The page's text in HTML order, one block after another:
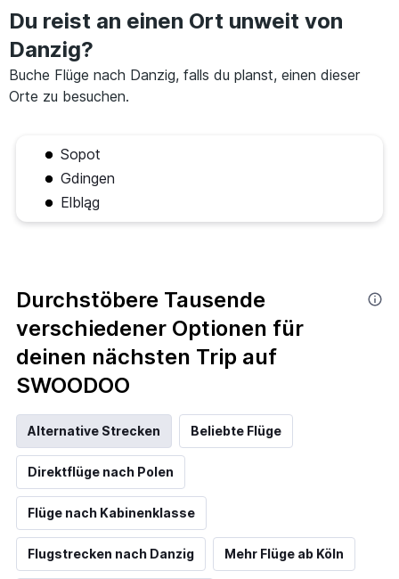
Du reist an einen Ort unweit von
Danzig?
Buche Flüge nach Danzig, falls du planst, einen dieser
Orte zu besuchen.
Sopot
Gdingen
Elbląg
Durchstöbere Tausende
verschiedener Optionen für
deinen nächsten Trip auf
SWOODOO
Alternative Strecken Beliebte Flüge
Direktflüge nach Polen
Flüge nach Kabinenklasse
Flugstrecken nach Danzig Mehr Flüge ab Köln